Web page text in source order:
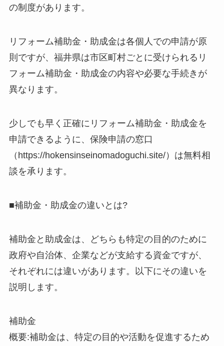
の制度があります。
リフォーム補助金・助成金は各個人での申請が原
則ですが、福井県は市区町村ごとに受けられるリ
フォーム補助金・助成金の内容や必要な手続きが
異なります。
少しでも早く正確にリフォーム補助金・助成金を
申請できるように、保険申請の窓口
（https://hokensinseinomadoguchi.site/）は無料相
談を承ります。
■補助金・助成金の違いとは?
補助金と助成金は、どちらも特定の目的のために
政府や自治体、企業などが支給する資金ですが、
それぞれには違いがあります。以下にその違いを
説明します。
補助金
概要:補助金は、特定の目的や活動を促進するため